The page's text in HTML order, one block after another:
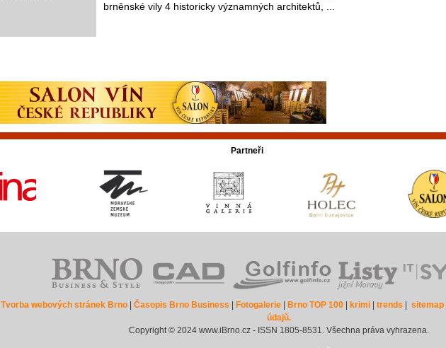
brněnské vily 4 historicky významných architektů, ...
Partneři
Tvorba webových stránek Brno| Časopis Brno Business Fotogalerie| Brno TOP 100| krimi| trends sitemap|
údajů.
Copyright © 2024 www.iBrno.cz - ISSN 1805-8531. Všechna práva vyhrazena.